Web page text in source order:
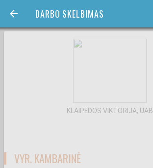
DARBO SKELBIMAS
KLAIPĖDOS VIKTORIJA, UAB
VYR. KAMBARINĖ